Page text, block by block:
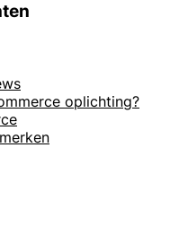
oplichting?